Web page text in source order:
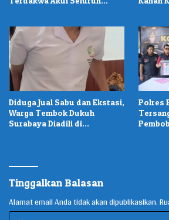
Diduga Jual Sabu dan Ekstasi,
Warga Tembok Dukuh
Surabaya Diadili di
Polres
Tinggalkan Balasan
Alamat email Anda tidak akan dipublikasikan.